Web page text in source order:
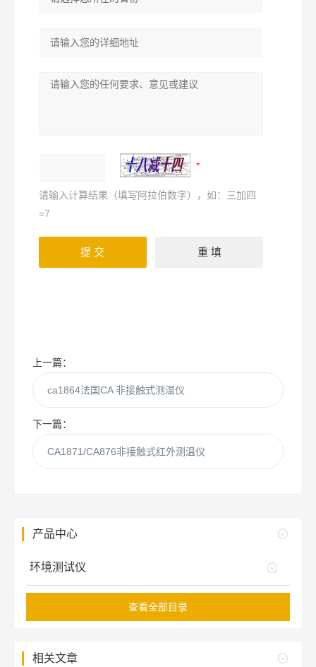
请输入计算结果（填写阿拉伯数字），如：三加四
=7
上一篇：
ca1864法国CA 非接触式测温仪
下一篇：
CA1871/CA876非接触式红外测温仪
产品中心
环境测试仪
查看全部目录
相关文章